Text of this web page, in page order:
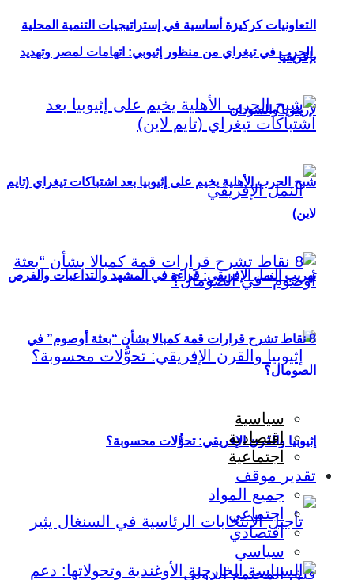
الحرب في تيغراي من منظور إثيوبي: اتهامات لمصر وتهديد
لإريتريا والسودان
تهريب النمل الإفريقي: قراءة في المشهد والتداعيات والفرص
إثيوبيا والقرن الإفريقي: تحوُّلات محسوبة؟
التعاونيات كركيزة أساسية في إستراتيجيات التنمية المحلية
بإفريقيا
شبح الحرب الأهلية يخيم على إثيوبيا بعد اشتباكات تيغراي (تايم
لاين)
8 نقاط تشرح قرارات قمة كمبالا بشأن “بعثة أوصوم” في
الصومال؟
سياسية
اقتصادية
اجتماعية
تقدير موقف
جميع المواد
اجتماعي
اقتصادي
سياسي